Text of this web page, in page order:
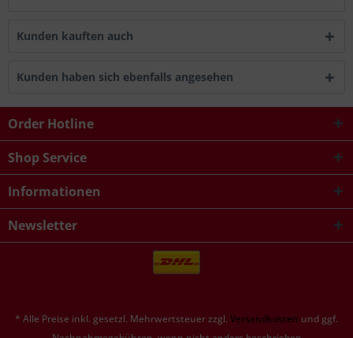
Kunden kauften auch
Kunden haben sich ebenfalls angesehen
Order Hotline
Shop Service
Informationen
Newsletter
* Alle Preise inkl. gesetzl. Mehrwertsteuer zzgl. Versandkosten und ggf.